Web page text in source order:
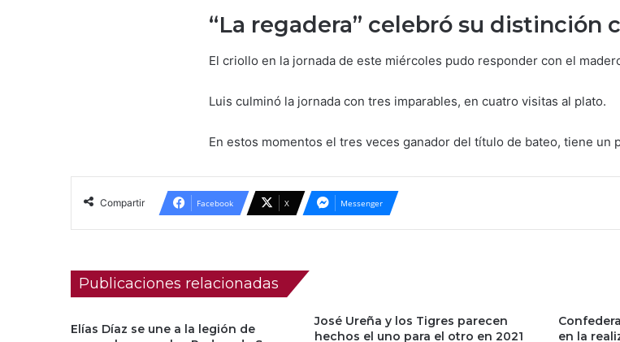
“La regadera” celebró su distinción
El criollo en la jornada de este miércoles pudo responder con el
Luis culminó la jornada con tres imparables, en cuatro visitas al plato.
En estos momentos el tres veces ganador del título de bateo, tiene un
Compartir Facebook X Messenger
Publicaciones relacionadas
Elías Díaz se une a la legión de
José Ureña y los Tigres parecen
hechos el uno para el otro en 2021
en la